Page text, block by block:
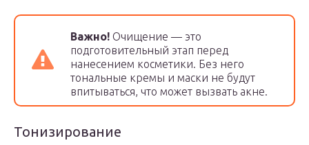
Важно! Очищение — это
подготовительный этап перед
нанесением косметики. Без него
тональные кремы и маски не будут
впитываться, что может вызвать акне.
Тонизирование